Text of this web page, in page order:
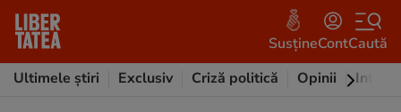
SusțineContCaută
Ultimele știri
Exclusiv Criză politică Opinii